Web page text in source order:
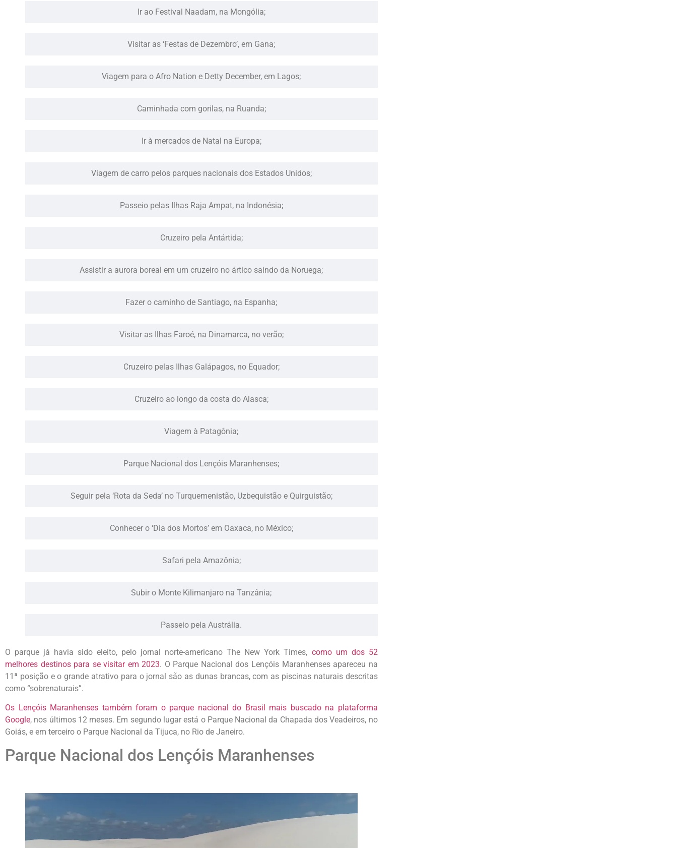
Ir ao Festival Naadam, na Mongólia;
Visitar as ‘Festas de Dezembro’, em Gana;
Viagem para o Afro Nation e Detty December, em Lagos;
Caminhada com gorilas, na Ruanda;
Ir à mercados de Natal na Europa;
Viagem de carro pelos parques nacionais dos Estados Unidos;
Passeio pelas Ilhas Raja Ampat, na Indonésia;
Cruzeiro pela Antártida;
Assistir a aurora boreal em um cruzeiro no ártico saindo da Noruega;
Fazer o caminho de Santiago, na Espanha;
Visitar as Ilhas Faroé, na Dinamarca, no verão;
Cruzeiro pelas Ilhas Galápagos, no Equador;
Cruzeiro ao longo da costa do Alasca;
Viagem à Patagônia;
Parque Nacional dos Lençóis Maranhenses;
Seguir pela ‘Rota da Seda’ no Turquemenistão, Uzbequistão e Quirguistão;
Conhecer o ‘Dia dos Mortos’ em Oaxaca, no México;
Safari pela Amazônia;
Subir o Monte Kilimanjaro na Tanzânia;
Passeio pela Austrália.
O parque já havia sido eleito, pelo jornal norte-americano The New York Times, como um dos 52
melhores destinos para se visitar em 2023. O Parque Nacional dos Lençóis Maranhenses apareceu na
11ª posição e o grande atrativo para o jornal são as dunas brancas, com as piscinas naturais descritas
como “sobrenaturais”.
Os Lençóis Maranhenses também foram o parque nacional do Brasil mais buscado na plataforma
Google, nos últimos 12 meses. Em segundo lugar está o Parque Nacional da Chapada dos Veadeiros, no
Goiás, e em terceiro o Parque Nacional da Tijuca, no Rio de Janeiro.
Parque Nacional dos Lençóis Maranhenses